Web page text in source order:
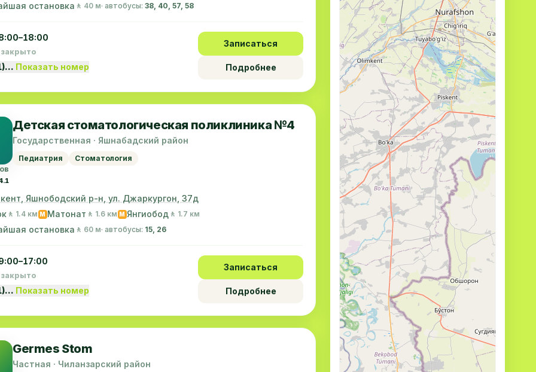
остановка 🚶 40 м· автобусы: 38, 40, 57, 58
Показать номер
Записаться
Подробнее
Детская стоматологическая поликлиника №4
Государственная · Яшнабадский район
Педиатрия Стоматология
г. Ташкент, Яшнободский р-н, ул. Джаркургон, 37д
🚶 1.4 км M Матонат 🚶 1.6 км M Янгиобод 🚶 1.7 км
остановка 🚶 60 м· автобусы: 15, 26
Показать номер
Записаться
Подробнее
Germes Stom
Частная · Чиланзарский район